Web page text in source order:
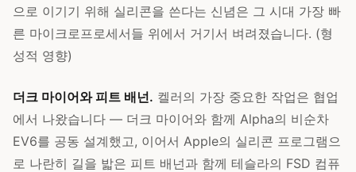
으로 이기기 위해 실리콘을 쓴다는 신념은 그 시대 가장 빠
른 마이크로프로세서들 위에서 거기서 벼려졌습니다. (형
성적 영향)
더크 마이어와 피트 배넌. 켈러의 가장 중요한 작업은 협업
에서 나왔습니다 — 더크 마이어와 함께 Alpha의 비순차
EV6를 공동 설계했고, 이어서 Apple의 실리콘 프로그램으
로 나란히 길을 밟은 피트 배넌과 함께 테슬라의 FSD 컴퓨